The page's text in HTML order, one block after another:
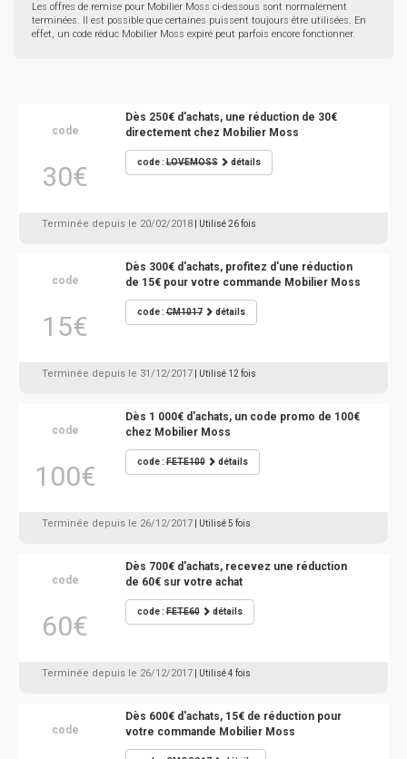
Les offres de remise pour Mobilier Moss ci-dessous sont normalement
terminées. Il est possible que certaines puissent toujours être utilisées. En
effet, un code réduc Mobilier Moss expiré peut parfois encore fonctionner.
code
30€
Dès 250€ d'achats, une réduction de 30€
directement chez Mobilier Moss
code :LOVEMOSS détails
Terminée depuis le 20/02/2018 | Utilisé 26 fois
code
15€
Dès 300€ d'achats, profitez d'une réduction
de 15€ pour votre commande Mobilier Moss
code :CM1017 détails
Terminée depuis le 31/12/2017 | Utilisé 12 fois
code
100€
Dès 1 000€ d'achats, un code promo de 100€
chez Mobilier Moss
code :FETE100 détails
Terminée depuis le 26/12/2017 | Utilisé 5 fois
code
60€
Dès 700€ d'achats, recevez une réduction
de 60€ sur votre achat
code :FETE60 détails
Terminée depuis le 26/12/2017 | Utilisé 4 fois
code
Dès 600€ d'achats, 15€ de réduction pour
votre commande Mobilier Moss